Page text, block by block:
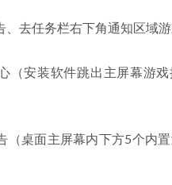
、去任务栏右下角通知区域
（安装软件跳出主屏幕游
（桌面主屏幕内下方5个内